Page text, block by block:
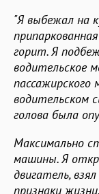
"Я выбежал на
горит. Я
водительское
пассажирского
водительском
голова была
Максимально
машины. Я
двигатель,
признаки